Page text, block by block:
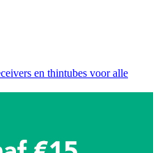
en thintubes voor alle